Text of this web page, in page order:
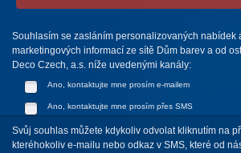
Souhlasím se zasláním personalizovaných nabídek
marketingových informací ze sítě Dům barev a od
Deco Czech, a.s. níže uvedenými kanály:
Ano, kontaktujte mne prosím e-mailem
Ano, kontaktujte mne prosím přes SMS
Svůj souhlas můžete kdykoliv odvolat kliknutím na
kteréhokoliv e-mailu nebo odkaz v SMS, které od